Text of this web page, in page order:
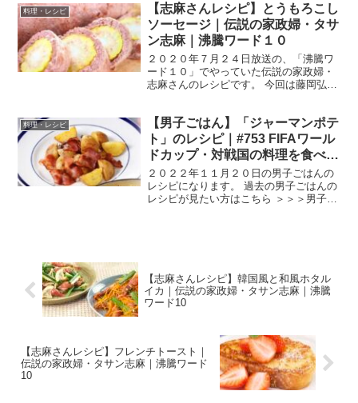
ン） ２個 合いびき肉 １００g にんに
く（みじん...
料理・レシピ
【志麻さんレシピ】とうもろこし
ソーセージ｜伝説の家政婦・タサ
ン志麻｜沸騰ワード１０
２０２０年７月２４日放送の、「沸騰ワ
ード１０」でやっていた伝説の家政婦・
志麻さんのレシピです。 今回は藤岡弘、
理」「クリーム煮」「オリーブ料理」
「海鮮料理」「ちらし寿司」...
料理・レシピ
【男子ごはん】「ジャーマンポテ
ト」のレシピ｜#753 FIFAワール
ドカップ・対戦国の料理を食べよ
う
２０２２年１１月２０日の男子ごはんの
レシピになります。 過去の男子ごはんの
レシピが見たい方はこちら ＞＞＞男子ご
【志麻さんレシピ】韓国風と和風ホタル
イカ｜伝説の家政婦・タサン志麻｜沸騰
ワード10
【志麻さんレシピ】フレンチトースト｜
伝説の家政婦・タサン志麻｜沸騰ワード
10